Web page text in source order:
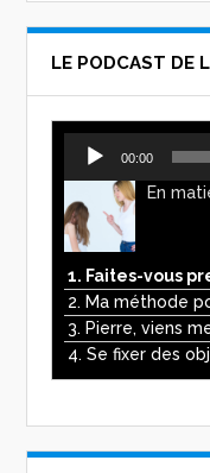
LE PODCAST DE
Lecteur
audio
00:00
3. Pierre, viens
4. Se fixer des